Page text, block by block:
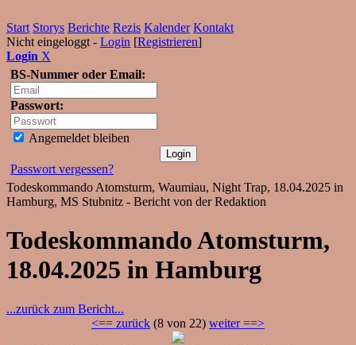
Start Storys Berichte Rezis Kalender Kontakt
Nicht eingeloggt - Login [Registrieren]
Login X
BS-Nummer oder Email:
Passwort:
Angemeldet bleiben
Passwort vergessen?
Todeskommando Atomsturm, Waumiau, Night Trap, 18.04.2025 in
Hamburg, MS Stubnitz - Bericht von der Redaktion
Todeskommando Atomsturm,
18.04.2025 in Hamburg
...zurück zum Bericht...
<== zurück (8 von 22) weiter ==>